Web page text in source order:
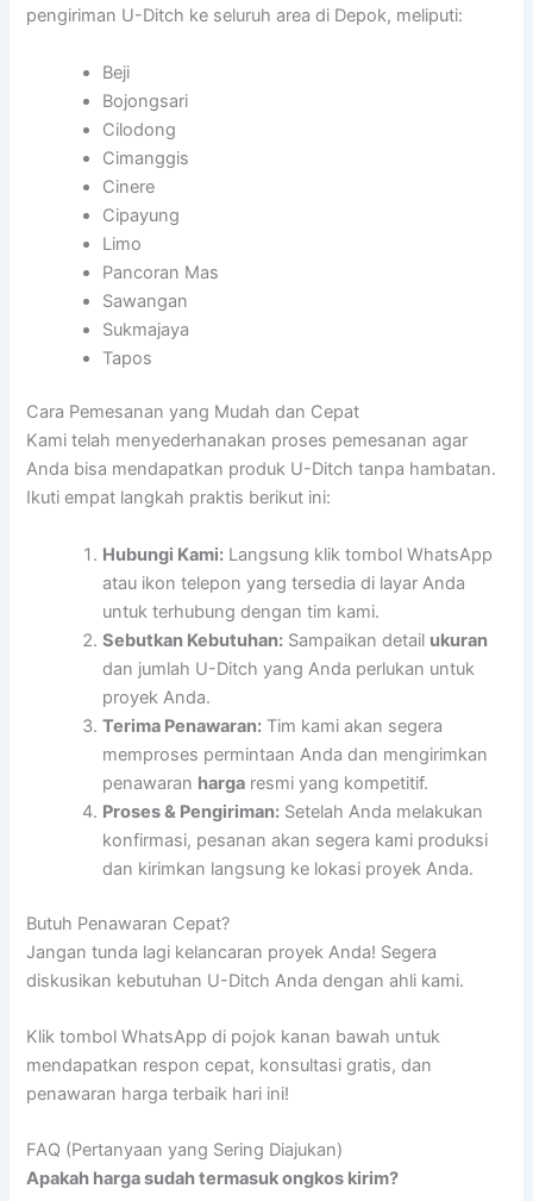
pengiriman U-Ditch ke seluruh area di Depok, meliputi:
Beji
Bojongsari
Cilodong
Cimanggis
Cinere
Cipayung
Limo
Pancoran Mas
Sawangan
Sukmajaya
Tapos
Cara Pemesanan yang Mudah dan Cepat
Kami telah menyederhanakan proses pemesanan agar
Anda bisa mendapatkan produk U-Ditch tanpa hambatan.
Ikuti empat langkah praktis berikut ini:
Hubungi Kami: Langsung klik tombol WhatsApp
atau ikon telepon yang tersedia di layar Anda
untuk terhubung dengan tim kami.
Sebutkan Kebutuhan: Sampaikan detail ukuran
dan jumlah U-Ditch yang Anda perlukan untuk
proyek Anda.
Terima Penawaran: Tim kami akan segera
memproses permintaan Anda dan mengirimkan
penawaran harga resmi yang kompetitif.
Proses & Pengiriman: Setelah Anda melakukan
konfirmasi, pesanan akan segera kami produksi
dan kirimkan langsung ke lokasi proyek Anda.
Butuh Penawaran Cepat?
Jangan tunda lagi kelancaran proyek Anda! Segera
diskusikan kebutuhan U-Ditch Anda dengan ahli kami.
Klik tombol WhatsApp di pojok kanan bawah untuk
mendapatkan respon cepat, konsultasi gratis, dan
penawaran harga terbaik hari ini!
FAQ (Pertanyaan yang Sering Diajukan)
Apakah harga sudah termasuk ongkos kirim?